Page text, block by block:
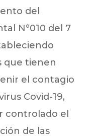
del
N°010 del 7
que tienen
el contagio
Covid-19,
controlado el
de las